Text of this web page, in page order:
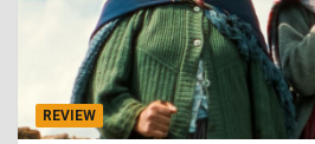
REVIEW